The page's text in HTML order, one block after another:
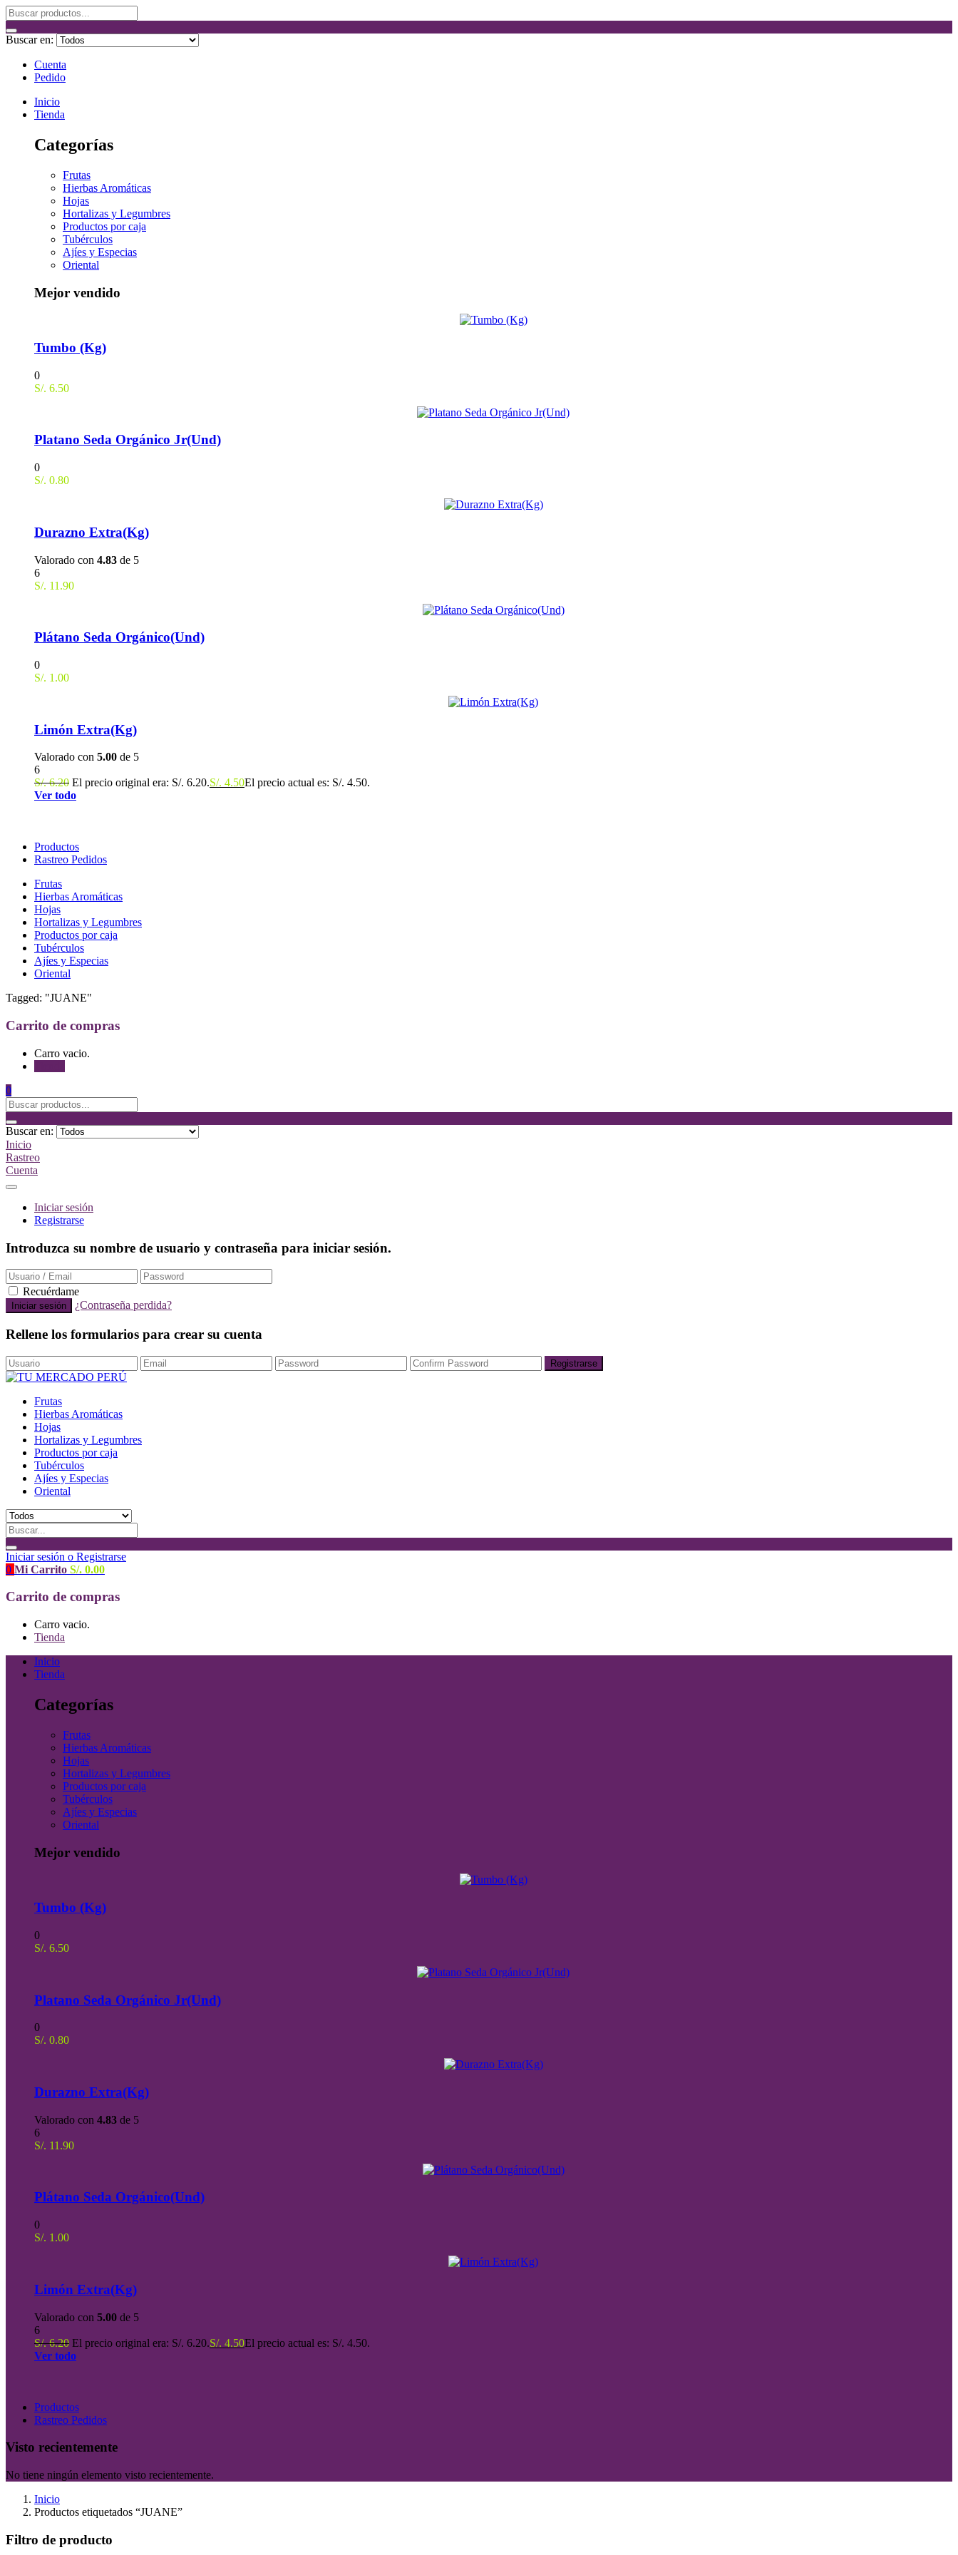
Buscar en:
Cuenta
Pedido
Inicio
Tienda
Categorías
Frutas
Hierbas Aromáticas
Hojas
Hortalizas y Legumbres
Productos por caja
Tubérculos
Ajíes y Especias
Oriental
Mejor vendido
Tumbo (Kg)
0
S/. 6.50
Platano Seda Orgánico Jr(Und)
0
S/. 0.80
Durazno Extra(Kg)
Valorado con 4.83 de 5
6
S/. 11.90
Plátano Seda Orgánico(Und)
0
S/. 1.00
Limón Extra(Kg)
Valorado con 5.00 de 5
6
S/.6.20 El precio original era: S/. 6.20.S/. 4.50El precio actual es: S/. 4.50.
Ver todo
Productos
Rastreo Pedidos
Frutas
Hierbas Aromáticas
Hojas
Hortalizas y Legumbres
Productos por caja
Tubérculos
Ajíes y Especias
Oriental
Tagged: "JUANE"
Carrito de compras
Carro vacio.
0
Buscar en:
Inicio
Rastreo
Cuenta
Iniciar sesión
Registrarse
Introduzca su nombre de usuario y contraseña para iniciar sesión.
Recuérdame
¿Contraseña perdida?
Rellene los formularios para crear su cuenta
Frutas
Hierbas Aromáticas
Hojas
Hortalizas y Legumbres
Productos por caja
Tubérculos
Ajíes y Especias
Oriental
Iniciar sesión o Registrarse
0 Mi Carrito S/. 0.00
Carrito de compras
Carro vacio.
Tienda
Inicio
Tienda
Categorías
Frutas
Hierbas Aromáticas
Hojas
Hortalizas y Legumbres
Productos por caja
Tubérculos
Ajíes y Especias
Oriental
Mejor vendido
Tumbo (Kg)
0
S/. 6.50
Platano Seda Orgánico Jr(Und)
0
S/. 0.80
Durazno Extra(Kg)
Valorado con 4.83 de 5
6
S/. 11.90
Plátano Seda Orgánico(Und)
0
S/. 1.00
Limón Extra(Kg)
Valorado con 5.00 de 5
6
S/.6.20 El precio original era: S/. 6.20.S/. 4.50El precio actual es: S/. 4.50.
Ver todo
Productos
Rastreo Pedidos
Visto recientemente
No tiene ningún elemento visto recientemente.
Inicio
Productos etiquetados “JUANE”
Filtro de producto